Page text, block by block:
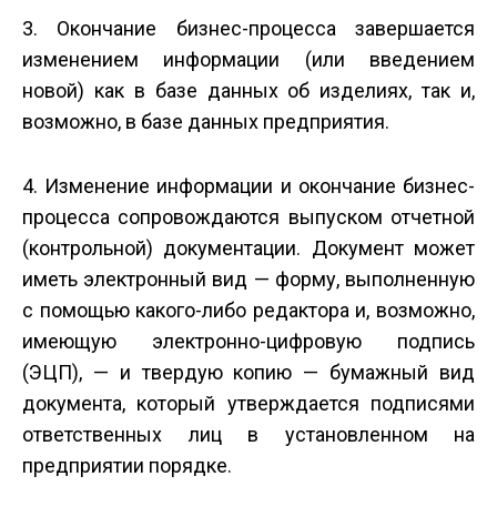
3. Окончание бизнес-процесса завершается
изменением информации (или введением
новой) как в базе данных об изделиях, так и,
возможно, в базе данных предприятия.
4. Изменение информации и окончание бизнес-
процесса сопровождаются выпуском отчетной
(контрольной) документации. Документ может
иметь электронный вид — форму, выполненную
с помощью какого-либо редактора и, возможно,
имеющую электронно-цифровую подпись
(ЭЦП), — и твердую копию — бумажный вид
документа, который утверждается подписями
ответственных лиц в установленном на
предприятии порядке.